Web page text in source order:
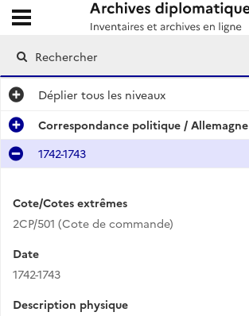
Archives diplomatiques
Ouvrir le menu déroulant
Déplier tous les niveaux
Correspondance politique / Allemagne
1742-1743
Cote/Cotes extrêmes
2CP/501 (Cote de commande)
Date
1742-1743
Description physique